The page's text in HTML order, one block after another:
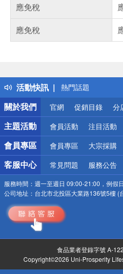
應免稅
應免稅
活動快訊
得獎公告
熱門話題
銀行優惠
偏遠地區配送
詐騙網頁！請小心
關於我們
官網 促銷目錄 分
主題活動 會員活動 注目活動
會員專區 會員專區 大宗採購
客服中心 常見問題 服務公告
服務時間： 週一至週日 09:00-21:00，例假
公司地址： 台北市北投區大業路136號5樓 (
食品業者登錄字號 A-
Copyright©2026 Uni-Prosperity